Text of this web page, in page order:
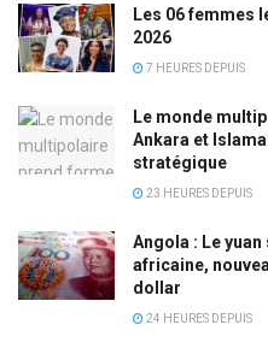
Les 06 femmes
2026
7 HEURES DEPUIS
Le monde
Ankara et
stratégique
23 HEURES DEPUIS
Angola : Le
africaine,
dollar
24 HEURES DEPUIS